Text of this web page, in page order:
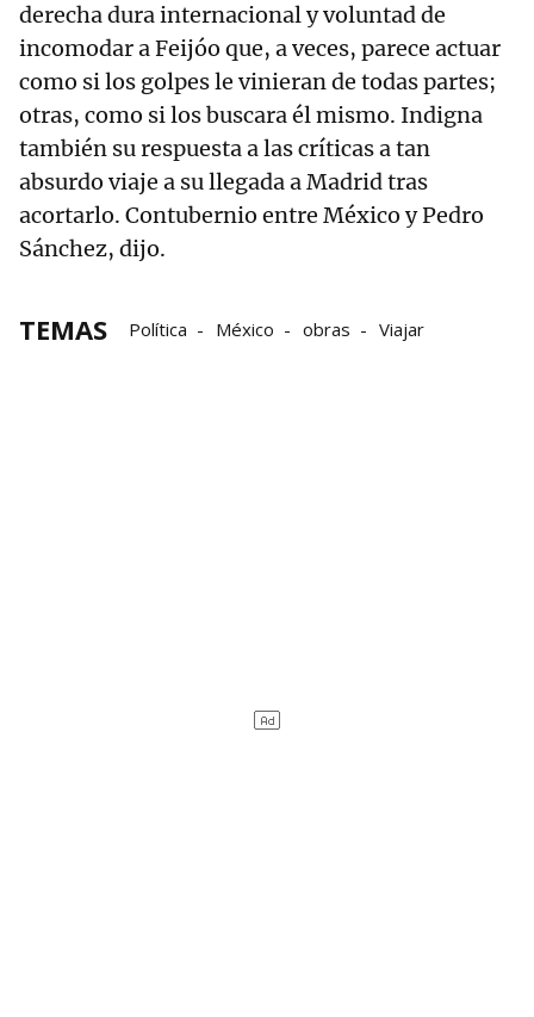
derecha dura internacional y voluntad de
incomodar a Feijóo que, a veces, parece actuar
como si los golpes le vinieran de todas partes;
otras, como si los buscara él mismo. Indigna
también su respuesta a las críticas a tan
absurdo viaje a su llegada a Madrid tras
acortarlo. Contubernio entre México y Pedro
Sánchez, dijo.
TEMAS Política México obras Viajar